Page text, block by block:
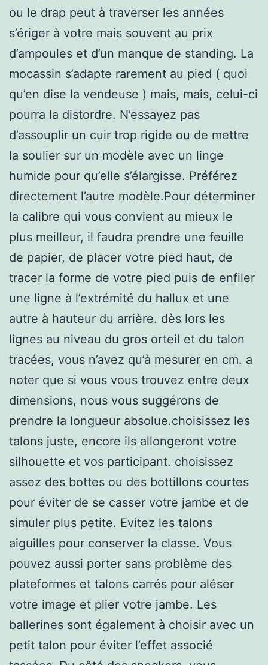
ou le drap peut à traverser les années
s’ériger à votre mais souvent au prix
d’ampoules et d’un manque de standing. La
mocassin s’adapte rarement au pied ( quoi
qu’en dise la vendeuse ) mais, mais, celui-ci
pourra la distordre. N’essayez pas
d’assouplir un cuir trop rigide ou de mettre
la soulier sur un modèle avec un linge
humide pour qu’elle s’élargisse. Préférez
directement l’autre modèle.Pour déterminer
la calibre qui vous convient au mieux le
plus meilleur, il faudra prendre une feuille
de papier, de placer votre pied haut, de
tracer la forme de votre pied puis de enfiler
une ligne à l’extrémité du hallux et une
autre à hauteur du arrière. dès lors les
lignes au niveau du gros orteil et du talon
tracées, vous n’avez qu’à mesurer en cm. a
noter que si vous vous trouvez entre deux
dimensions, nous vous suggérons de
prendre la longueur absolue.choisissez les
talons juste, encore ils allongeront votre
silhouette et vos participant. choisissez
assez des bottes ou des bottillons courtes
pour éviter de se casser votre jambe et de
simuler plus petite. Evitez les talons
aiguilles pour conserver la classe. Vous
pouvez aussi porter sans problème des
plateformes et talons carrés pour aléser
votre image et plier votre jambe. Les
ballerines sont également à choisir avec un
petit talon pour éviter l’effet associé